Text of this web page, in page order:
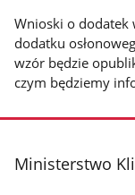
Wnioski o dodatek
dodatku
wzór będzie
czym będziemy
stopka
Ministerstwo